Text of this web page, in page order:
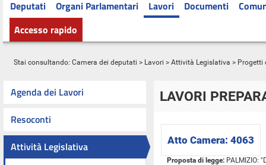
Deputati Organi Parlamentari Lavori Documenti
Accesso rapido
Stai consultando: Camera dei deputati > Lavori > Attività Legislativa > Progetti
Agenda dei Lavori
Resoconti
Attività Legislativa
LAVORI
Atto Camera: 4063
Proposta di legge: PALMIZIO: